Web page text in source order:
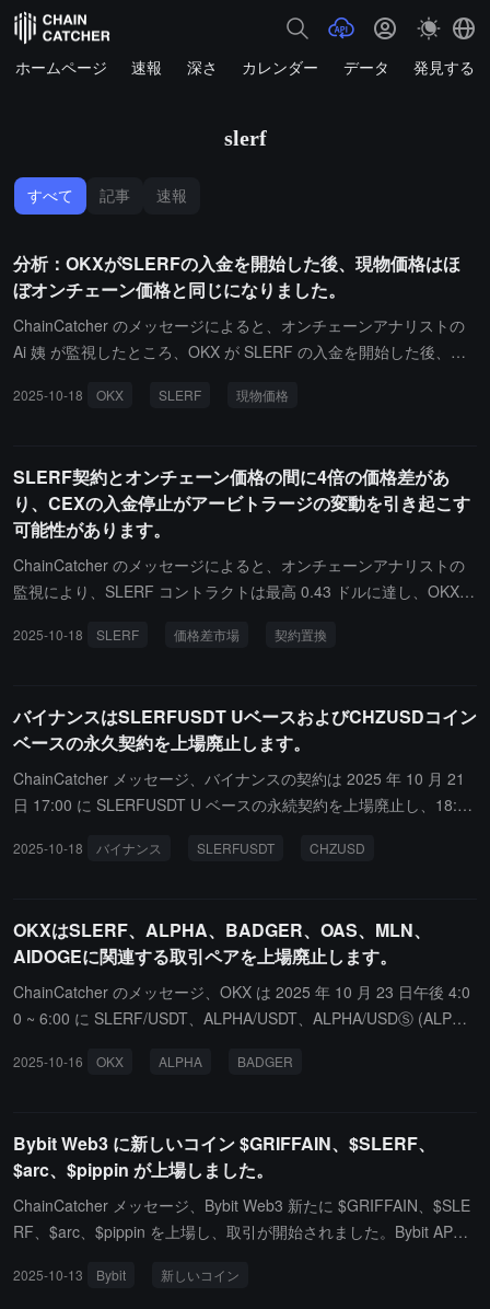
ホームページ 速報 深さ カレンダー データ 発見する
slerf
すべて 記事 速報
分析：OKXがSLERFの入金を開始した後、現物価格はほ
ぼオンチェーン価格と同じになりました。
ChainCatcher のメッセージによると、オンチェーンアナリストの
Ai 姨 が監視したところ、OKX が SLERF の入金を開始した後、現
ェーン価格と同じになりました。一方、バイナンスの契約価格も 0.
2025-10-18 OKX SLERF 現物価格
SLERF契約とオンチェーン価格の間に4倍の価格差があ
り、CEXの入金停止がアービトラージの変動を引き起こす
可能性があります。
ChainCatcher のメッセージによると、オンチェーンアナリストの
監視により、SLERF コントラクトは最高 0.43 ドルに達し、OKX
7 ドルで、価格差は 4.6 倍に達しています。分析によれば、SLERF
差が生じた可能性があります。記事執筆時点で、バイナンスのコン
トラクト価格は 0.1872 ドル、OKX の現物価格は 0.1934 ドル、オ
ンチェーン価格は 0.07093 ドルです。同時に、価格指数がオンチェ
ーンデータと同期した場合、コントラクト価格が急激に調整される
2025-10-18 SLERF 価格差市場 契約置換
バイナンスはSLERFUSDT UベースおよびCHZUSDコイン
ベースの永久契約を上場廃止します。
ChainCatcher メッセージ、バイナンスの契約は 2025 年 10 月 21
日 17:00 に SLERFUSDT U ベースの永続契約を上場廃止し、18:00
は注意が必要です。2025 年 10 月 21 日 16:30 から SLERFUSDT
2025-10-18 バイナンス SLERFUSDT CHZUSD
OKXはSLERF、ALPHA、BADGER、OAS、MLN、
AIDOGEに関連する取引ペアを上場廃止します。
ChainCatcher のメッセージ、OKX は 2025 年 10 月 23 日午後 4:0
0 ~ 6:00 に SLERF/USDT、ALPHA/USDT、ALPHA/USDⓈ (ALPHA/
USDT、OAS/USDⓈ (OAS/USD)、MLN/USDT、MLN/USDⓈ (MLN/
ザーは終了前に注文をキャンセルする必要があります。
2025-10-16 OKX ALPHA BADGER
Bybit Web3 に新しいコイン $GRIFFAIN、$SLERF、
$arc、$pippin が上場しました。
ChainCatcher メッセージ、Bybit Web3 新たに $GRIFFAIN、$SLE
RF、$arc、$pippin を上場し、取引が開始されました。Bybit APP
ートされており、Bybit Web3 ユーザーはログインするだけで迅速
2025-10-13 Bybit 新しいコイン